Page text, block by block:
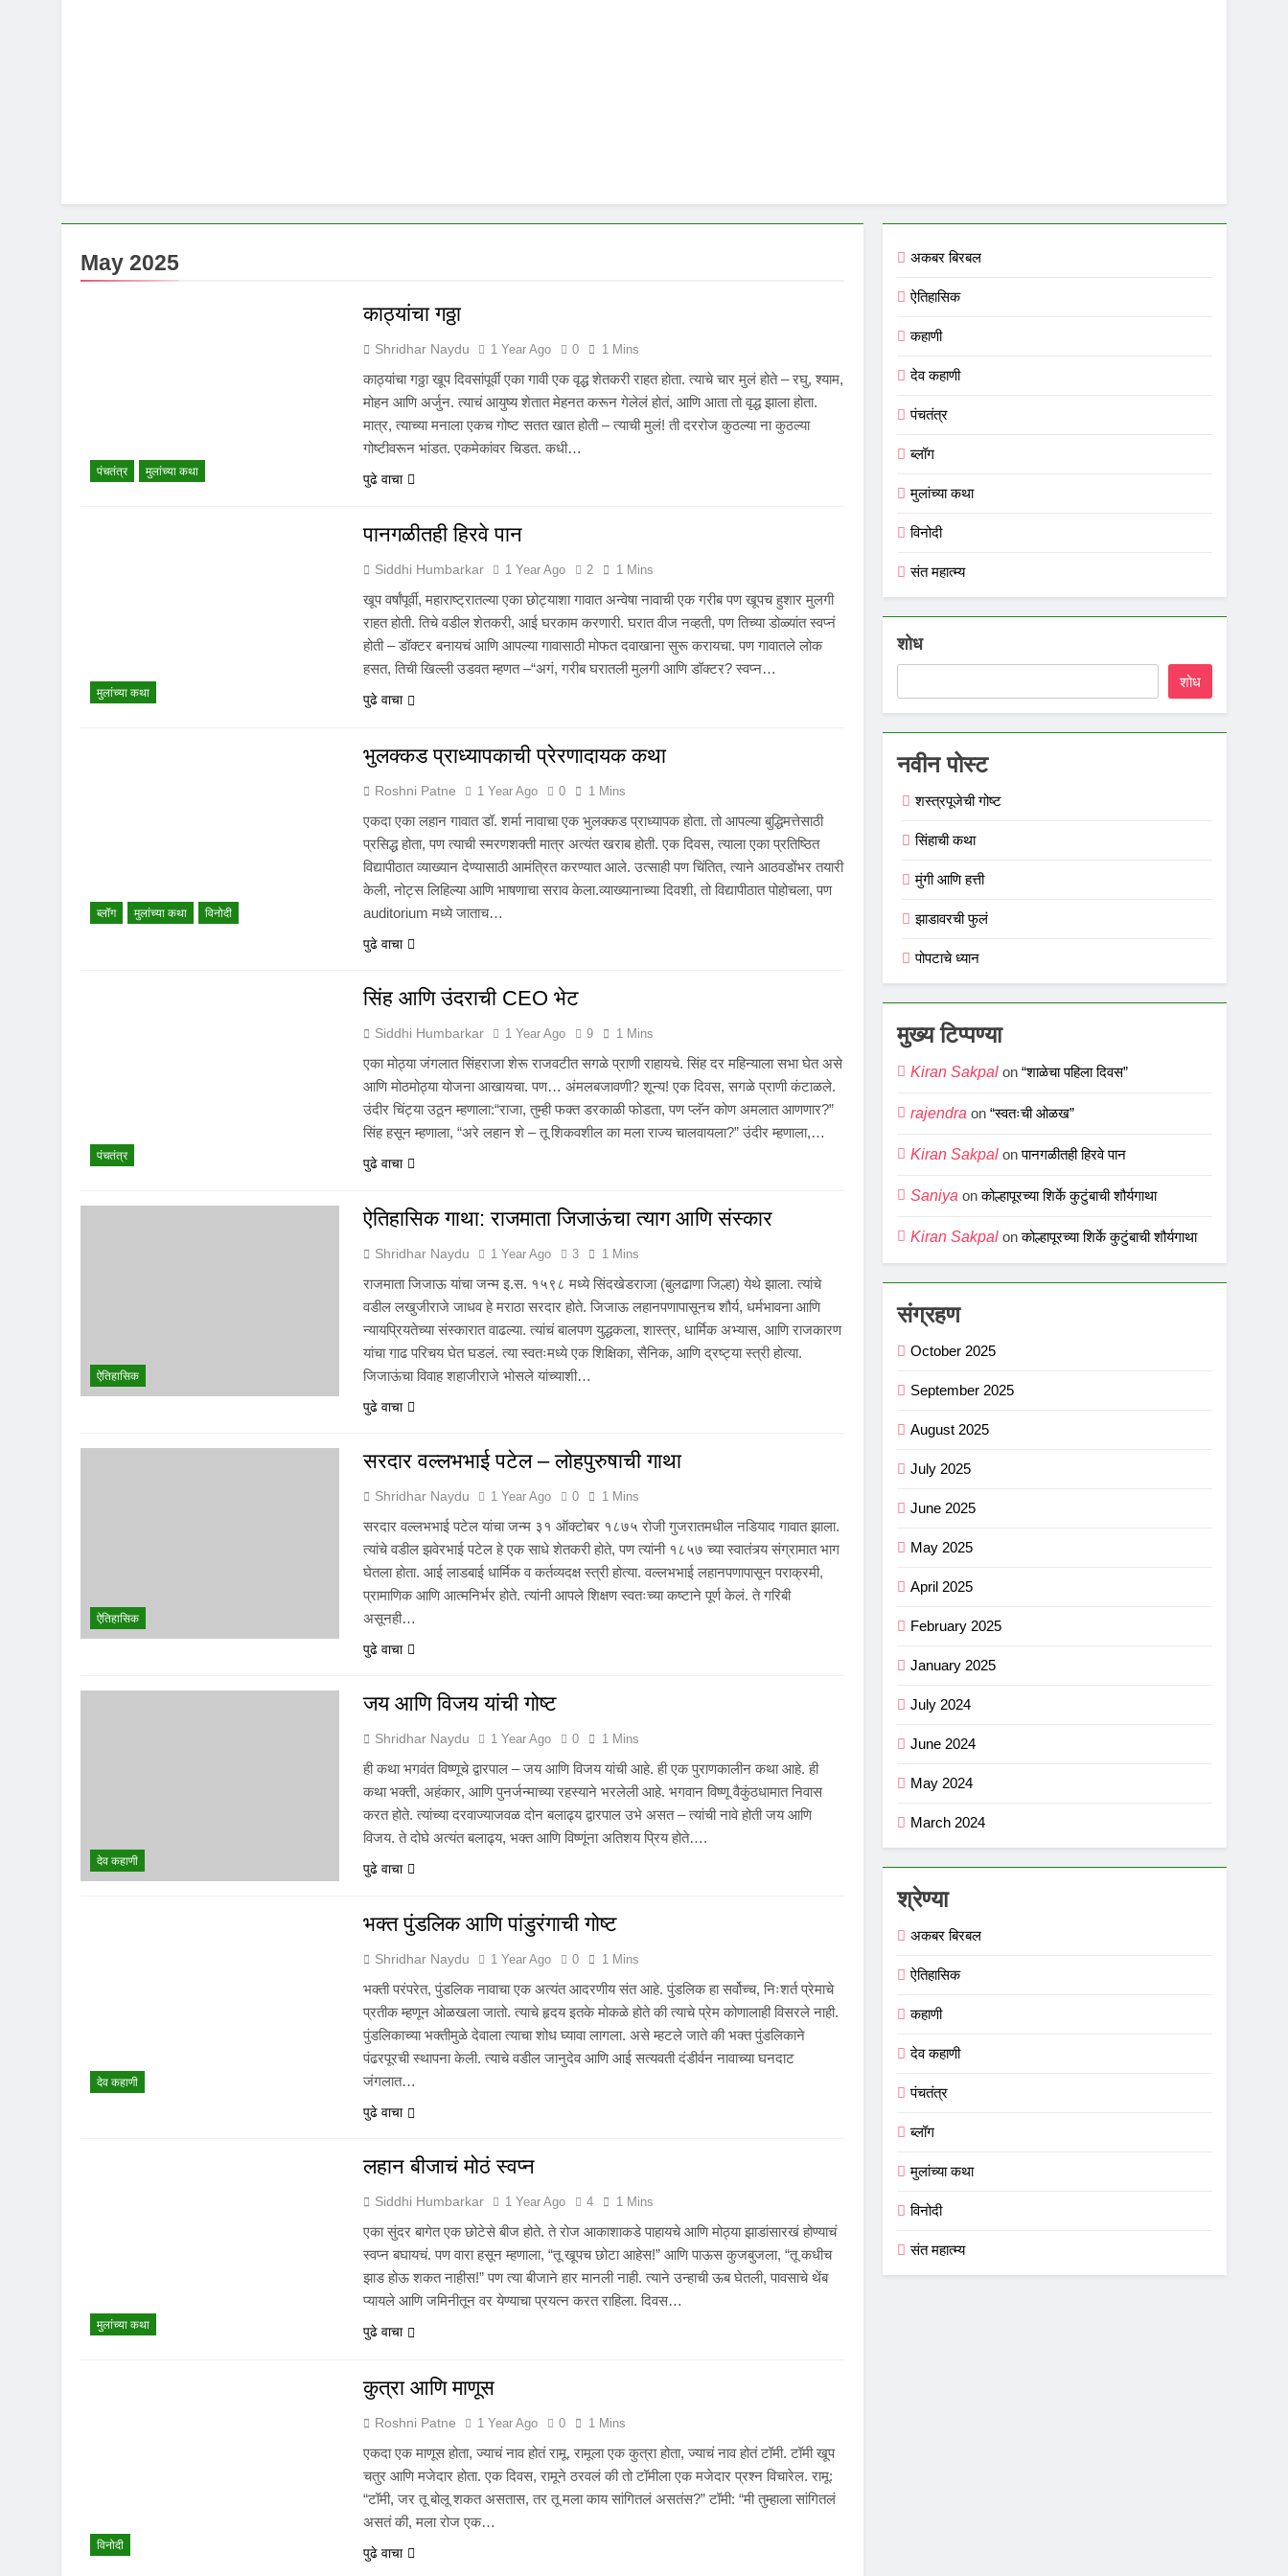
May 2025
पंचतंत्र मुलांच्या कथा
काठ्यांचा गठ्ठा
Shridhar Naydu 1 Year Ago 0 1 Mins
काठ्यांचा गठ्ठा खूप दिवसांपूर्वी एका गावी एक वृद्ध शेतकरी राहत होता. त्याचे चार मुलं होते – रघु, श्याम,
मोहन आणि अर्जुन. त्याचं आयुष्य शेतात मेहनत करून गेलेलं होतं, आणि आता तो वृद्ध झाला होता.
मात्र, त्याच्या मनाला एकच गोष्ट सतत खात होती – त्याची मुलं! ती दररोज कुठल्या ना कुठल्या
गोष्टीवरून भांडत. एकमेकांवर चिडत. कधी…
पुढे वाचा
मुलांच्या कथा
पानगळीतही हिरवे पान
Siddhi Humbarkar 1 Year Ago 2 1 Mins
खूप वर्षांपूर्वी, महाराष्ट्रातल्या एका छोट्याशा गावात अन्वेषा नावाची एक गरीब पण खूपच हुशार मुलगी
राहत होती. तिचे वडील शेतकरी, आई घरकाम करणारी. घरात वीज नव्हती, पण तिच्या डोळ्यांत स्वप्नं
होती – डॉक्टर बनायचं आणि आपल्या गावासाठी मोफत दवाखाना सुरू करायचा. पण गावातले लोक
हसत, तिची खिल्ली उडवत म्हणत –“अगं, गरीब घरातली मुलगी आणि डॉक्टर? स्वप्न…
पुढे वाचा
ब्लॉग मुलांच्या कथा विनोदी
भुलक्कड प्राध्यापकाची प्रेरणादायक कथा
Roshni Patne 1 Year Ago 0 1 Mins
एकदा एका लहान गावात डॉ. शर्मा नावाचा एक भुलक्कड प्राध्यापक होता. तो आपल्या बुद्धिमत्तेसाठी
प्रसिद्ध होता, पण त्याची स्मरणशक्ती मात्र अत्यंत खराब होती. एक दिवस, त्याला एका प्रतिष्ठित
विद्यापीठात व्याख्यान देण्यासाठी आमंत्रित करण्यात आले. उत्साही पण चिंतित, त्याने आठवडोंभर तयारी
केली, नोट्स लिहिल्या आणि भाषणाचा सराव केला.व्याख्यानाच्या दिवशी, तो विद्यापीठात पोहोचला, पण
auditorium मध्ये जाताच…
पुढे वाचा
पंचतंत्र
सिंह आणि उंदराची CEO भेट
Siddhi Humbarkar 1 Year Ago 9 1 Mins
एका मोठ्या जंगलात सिंहराजा शेरू राजवटीत सगळे प्राणी राहायचे. सिंह दर महिन्याला सभा घेत असे
आणि मोठमोठ्या योजना आखायचा. पण… अंमलबजावणी? शून्य! एक दिवस, सगळे प्राणी कंटाळले.
उंदीर चिंट्या उठून म्हणाला:“राजा, तुम्ही फक्त डरकाळी फोडता, पण प्लॅन कोण अमलात आणणार?”
सिंह हसून म्हणाला, “अरे लहान शे – तू शिकवशील का मला राज्य चालवायला?” उंदीर म्हणाला,…
पुढे वाचा
ऐतिहासिक
ऐतिहासिक गाथा: राजमाता जिजाऊंचा त्याग आणि संस्कार
Shridhar Naydu 1 Year Ago 3 1 Mins
राजमाता जिजाऊ यांचा जन्म इ.स. १५९८ मध्ये सिंदखेडराजा (बुलढाणा जिल्हा) येथे झाला. त्यांचे
वडील लखुजीराजे जाधव हे मराठा सरदार होते. जिजाऊ लहानपणापासूनच शौर्य, धर्मभावना आणि
न्यायप्रियतेच्या संस्कारात वाढल्या. त्यांचं बालपण युद्धकला, शास्त्र, धार्मिक अभ्यास, आणि राजकारण
यांचा गाढ परिचय घेत घडलं. त्या स्वतःमध्ये एक शिक्षिका, सैनिक, आणि द्रष्ट्या स्त्री होत्या.
जिजाऊंचा विवाह शहाजीराजे भोसले यांच्याशी…
पुढे वाचा
ऐतिहासिक
सरदार वल्लभभाई पटेल – लोहपुरुषाची गाथा
Shridhar Naydu 1 Year Ago 0 1 Mins
सरदार वल्लभभाई पटेल यांचा जन्म ३१ ऑक्टोबर १८७५ रोजी गुजरातमधील नडियाद गावात झाला.
त्यांचे वडील झवेरभाई पटेल हे एक साधे शेतकरी होते, पण त्यांनी १८५७ च्या स्वातंत्र्य संग्रामात भाग
घेतला होता. आई लाडबाई धार्मिक व कर्तव्यदक्ष स्त्री होत्या. वल्लभभाई लहानपणापासून पराक्रमी,
प्रामाणिक आणि आत्मनिर्भर होते. त्यांनी आपले शिक्षण स्वतःच्या कष्टाने पूर्ण केलं. ते गरिबी
असूनही…
पुढे वाचा
देव कहाणी
जय आणि विजय यांची गोष्ट
Shridhar Naydu 1 Year Ago 0 1 Mins
ही कथा भगवंत विष्णूचे द्वारपाल – जय आणि विजय यांची आहे. ही एक पुराणकालीन कथा आहे. ही
कथा भक्ती, अहंकार, आणि पुनर्जन्माच्या रहस्याने भरलेली आहे. भगवान विष्णू वैकुंठधामात निवास
करत होते. त्यांच्या दरवाज्याजवळ दोन बलाढ्य द्वारपाल उभे असत – त्यांची नावे होती जय आणि
विजय. ते दोघे अत्यंत बलाढ्य, भक्त आणि विष्णूंना अतिशय प्रिय होते….
पुढे वाचा
देव कहाणी
भक्त पुंडलिक आणि पांडुरंगाची गोष्ट
Shridhar Naydu 1 Year Ago 0 1 Mins
भक्ती परंपरेत, पुंडलिक नावाचा एक अत्यंत आदरणीय संत आहे. पुंडलिक हा सर्वोच्च, निःशर्त प्रेमाचे
प्रतीक म्हणून ओळखला जातो. त्याचे हृदय इतके मोकळे होते की त्याचे प्रेम कोणालाही विसरले नाही.
पुंडलिकाच्या भक्तीमुळे देवाला त्याचा शोध घ्यावा लागला. असे म्हटले जाते की भक्त पुंडलिकाने
पंढरपूरची स्थापना केली. त्याचे वडील जानुदेव आणि आई सत्यवती दंडीर्वन नावाच्या घनदाट
जंगलात…
पुढे वाचा
मुलांच्या कथा
लहान बीजाचं मोठं स्वप्न
Siddhi Humbarkar 1 Year Ago 4 1 Mins
एका सुंदर बागेत एक छोटेसे बीज होते. ते रोज आकाशाकडे पाहायचे आणि मोठ्या झाडांसारखं होण्याचं
स्वप्न बघायचं. पण वारा हसून म्हणाला, “तू खूपच छोटा आहेस!” आणि पाऊस कुजबुजला, “तू कधीच
झाड होऊ शकत नाहीस!” पण त्या बीजाने हार मानली नाही. त्याने उन्हाची ऊब घेतली, पावसाचे थेंब
प्यायले आणि जमिनीतून वर येण्याचा प्रयत्न करत राहिला. दिवस…
पुढे वाचा
विनोदी
कुत्रा आणि माणूस
Roshni Patne 1 Year Ago 0 1 Mins
एकदा एक माणूस होता, ज्याचं नाव होतं रामू. रामूला एक कुत्रा होता, ज्याचं नाव होतं टॉमी. टॉमी खूप
चतुर आणि मजेदार होता. एक दिवस, रामूने ठरवलं की तो टॉमीला एक मजेदार प्रश्न विचारेल. रामू:
“टॉमी, जर तू बोलू शकत असतास, तर तू मला काय सांगितलं असतंस?” टॉमी: “मी तुम्हाला सांगितलं
असतं की, मला रोज एक…
पुढे वाचा
अकबर बिरबल
ऐतिहासिक
कहाणी
देव कहाणी
पंचतंत्र
ब्लॉग
मुलांच्या कथा
विनोदी
संत महात्म्य
शोध
शोध
नवीन पोस्ट
शस्त्रपूजेची गोष्ट
सिंहाची कथा
मुंगी आणि हत्ती
झाडावरची फुलं
पोपटाचे ध्यान
मुख्य टिप्पण्या
Kiran Sakpal on“शाळेचा पहिला दिवस”
rajendra on“स्वतःची ओळख”
Kiran Sakpal onपानगळीतही हिरवे पान
Saniya onकोल्हापूरच्या शिर्के कुटुंबाची शौर्यगाथा
Kiran Sakpal onकोल्हापूरच्या शिर्के कुटुंबाची शौर्यगाथा
संग्रहण
October 2025
September 2025
August 2025
July 2025
June 2025
May 2025
April 2025
February 2025
January 2025
July 2024
June 2024
May 2024
March 2024
श्रेण्या
अकबर बिरबल
ऐतिहासिक
कहाणी
देव कहाणी
पंचतंत्र
ब्लॉग
मुलांच्या कथा
विनोदी
संत महात्म्य